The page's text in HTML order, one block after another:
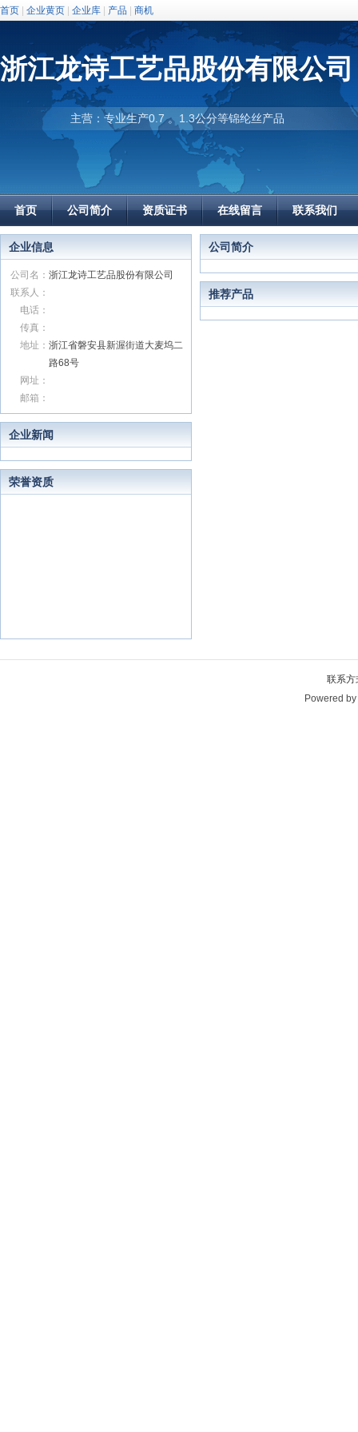
首页 企业黄页 企业库 产品 商机
浙江龙诗工艺品股份有限公司
主营：专业生产0.7 。1.3公分等锦纶丝产品
首页 公司简介 资质证书 在线留言 联系我们
企业信息
公司名： 浙江龙诗工艺品股份有限公司
联系人：
电话：
传真：
地址： 浙江省磐安县新渥街道大麦坞二
路68号
网址：
邮箱：
企业新闻
荣誉资质
公司简介
推荐产品
联系方
Powered by